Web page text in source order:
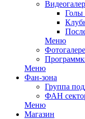
Голы
Меню
Меню
Фан-зона
Группа
ФАН
Меню
Магазин